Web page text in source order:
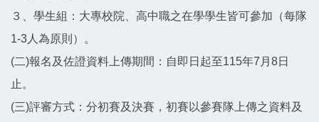
３、學生組：大專校院、高中職之在學學生皆可參加（每隊
1-3人為原則）。
(二)報名及佐證資料上傳期間：自即日起至115年7月8日
止。
(三)評審方式：分初賽及決賽，初賽以參賽隊上傳之資料及